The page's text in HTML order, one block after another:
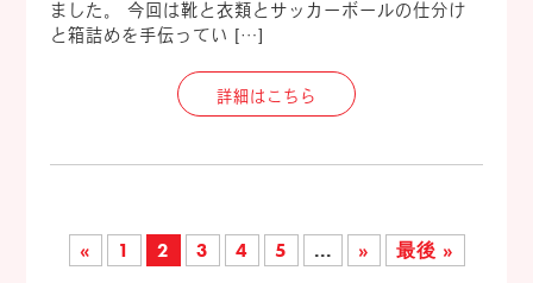
ました。 今回は靴と衣類とサッカーボールの仕分け
と箱詰めを手伝ってい […]
詳細はこちら
« 1 2 3 4 5 ... » 最後 »